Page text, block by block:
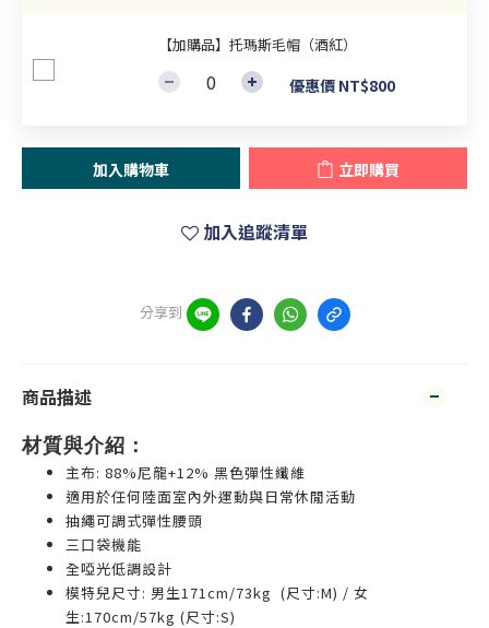
【加購品】托瑪斯毛帽（酒紅）
優惠價 NT$800
加入購物車 立即購買
加入追蹤清單
分享到
商品描述
材質與介紹：
主布: 88%尼龍+12% 黑色彈性纖維
適用於任何陸面室內外運動與日常休閒活動
抽繩可調式彈性腰頭
三口袋機能
全啞光低調設計
模特兒尺寸: 男生171cm/73kg (尺寸:M) / 女
生:170cm/57kg (尺寸:S)